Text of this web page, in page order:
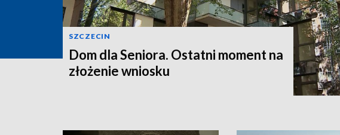
SZCZECIN
Dom dla Seniora. Ostatni moment na
złożenie wniosku